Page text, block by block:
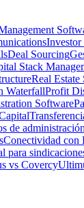
Deal Sourcing
Stack
Real Estate
WaterfallProfit
Software
de
Conectividad
para
vs Covercy